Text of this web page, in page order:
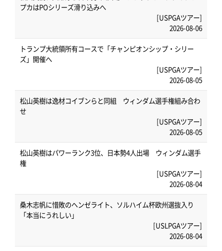
プカはPOシリーズ滑り込みへ
[USPGAツアー]
2026-08-06
トランプ大統領所有コースで「チャンピオンシップ・シリー
ズ」開催へ
[USPGAツアー]
2026-08-05
松山英樹は逸材コイブンらと同組 ウィンダム選手権組み合わ
せ
[USPGAツアー]
2026-08-05
松山英樹はパワーランク3位、日本勢4人出場 ウィンダム選手
権
[USPGAツアー]
2026-08-04
桑木志帆に惜敗のヘンゼライト、ソルハイム杯欧州選抜入り
「本当にうれしい」
[USLPGAツアー]
2026-08-04